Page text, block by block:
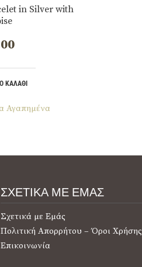
in Silver with
ΚΑΛΆΘΙ
Αγαπημένα
ΣΧΕΤΙΚΑ ΜΕ ΕΜΑΣ
Σχετικά με Εμάς
Πολιτική Απορρήτου – Όροι Χρήσης
Επικοινωνία